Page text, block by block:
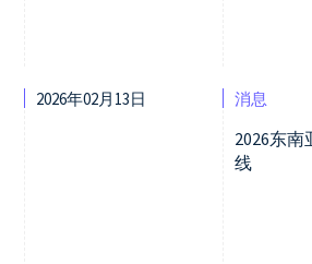
2026年02月13日 消息
2026东
线